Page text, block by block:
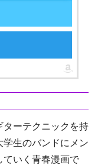
ターテクニックを持
学生のバンドにメン
ていく青春漫画で